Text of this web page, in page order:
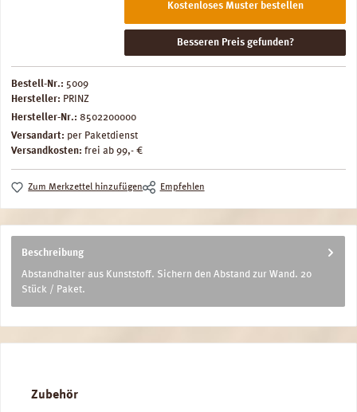
Kostenloses Muster bestellen
Besseren Preis gefunden?
Bestell-Nr.: 5009
Hersteller: PRINZ
Hersteller-Nr.: 8502200000
Versandart: per Paketdienst
Versandkosten: frei ab 99,- €
Zum Merkzettel hinzufügen Empfehlen
Beschreibung
Abstandhalter aus Kunststoff. Sichern den Abstand zur Wand. 20
Stück / Paket.
Produktgalerie überspringen
Zubehör